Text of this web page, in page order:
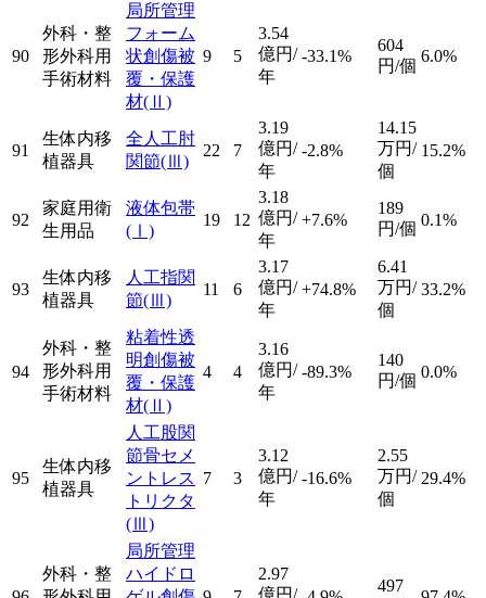
90
外科・整
形外科用
手術材料
局所管理
フォーム
状創傷被
覆・保護
材(Ⅱ)
9 5
3.54
億円/
年
-33.1%
604
円/個
6.0%
91
生体内移
植器具
全人工肘
関節(Ⅲ)
22 7
3.19
億円/
年
-2.8%
14.15
万円/
個
15.2%
92
家庭用衛
生用品
液体包帯
(Ⅰ)
19 12
3.18
億円/
年
+7.6%
189
円/個 0.1%
93
生体内移
植器具
人工指関
節(Ⅲ)
11 6
3.17
億円/
年
+74.8%
6.41
万円/
個
33.2%
94
外科・整
形外科用
手術材料
粘着性透
明創傷被
覆・保護
材(Ⅱ)
4 4
3.16
億円/
年
-89.3%
140
円/個 0.0%
95
生体内移
植器具
人工股関
節骨セメ
ントレス
トリクタ
(Ⅲ)
7 3
3.12
億円/
年
-16.6%
2.55
万円/
個
29.4%
外科・整
局所管理
ハイドロ
2.97
497